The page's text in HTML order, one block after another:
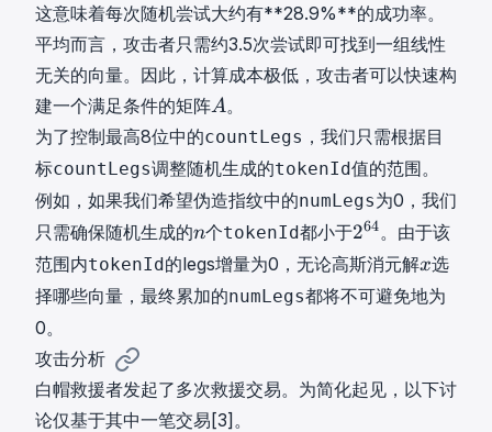
_
2
n
=
2
4
8
这意味着每次随机尝试大约有**28.9%**的成功率。
平均而言，攻击者只需约3.5次尝试即可找到一组线性
无关的向量。因此，计算成本极低，攻击者可以快速构
建一个满足条件的矩阵 A
A
A 。
为了控制最高8位中的countLegs ，我们只需根据目
标countLegs调整随机生成的tokenId值的范围。
例如，如果我们希望伪造指纹中的numLegs为0，我们
只需确保随机生成的n
n个tokenId都小于2
6
4
2
6
4
264。由于该
范围内tokenId的legs增量为0，无论高斯消元解x
x
x选
择哪些向量，最终累加的numLegs都将不可避免地为
0。
攻击分析
白帽救援者发起了多次救援交易。为简化起见，以下讨
论仅基于其中一笔交易[3]。